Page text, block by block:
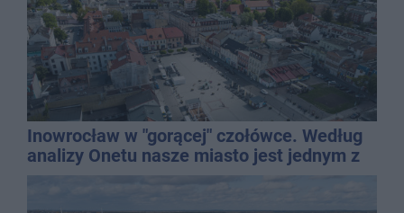
Inowrocław w "gorącej" czołówce. Według
analizy Onetu nasze miasto jest jednym z
najbardziej narażonych na upały